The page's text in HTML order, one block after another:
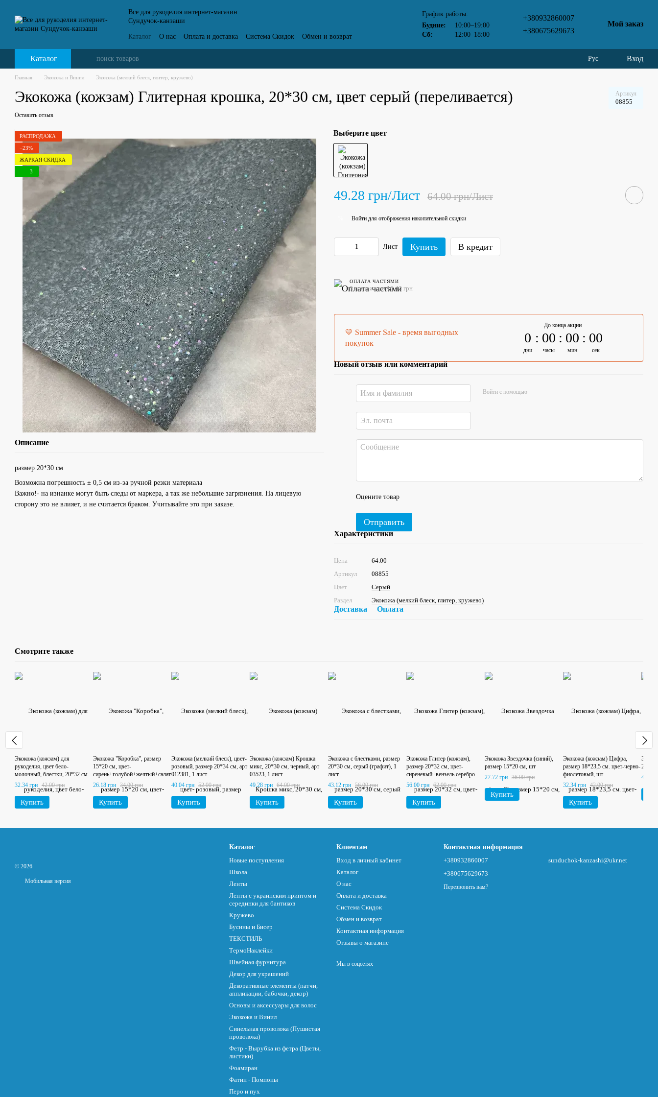
Все для рукоделия интернет-магазин
Сундучок-канзаши
Каталог О нас Оплата и доставка Система Скидок
Обмен и возврат
График работы:
Будние:
10:00–19:00
Сб:
12:00–18:00
+380932860007
+380675629673
Мой заказ
Каталог Рус Вход
Главная Экокожа и Винил Экокожа (мелкий блеск, глитер, кружево)
Экокожа (кожзам) Глитерная крошка, 20*30 см, цвет серый (переливается) Артикул
08855
Оставить отзыв
РАСПРОДАЖА
−23%
ЖАРКАЯ СКИДКА
3
Описание
размер 20*30 см
Возможна погрешность ± 0,5 см из-за ручной резки материала
Важно!- на изнанке могут быть следы от маркера, а так же небольшие загрязнения. На лицевую
сторону это не влияет, и не считается браком. Учитывайте это при заказе.
Выберите цвет
49.28 грн/Лист 64.00 грн/Лист
Войти для отображения накопительной скидки
Лист Купить В кредит
ОПЛАТА ЧАСТЯМИ
3 платежа по 16.43 грн
💛 Summer Sale - время выгодных
покупок
До конца акции
0
дни
00
часы
00
мин
00
сек
Новый отзыв или комментарий
Войти с помощью
Оцените товар
Отправить
Характеристики
Цена
64.00
Артикул
08855
Цвет
Серый
Раздел
Экокожа (мелкий блеск, глитер, кружево)
Доставка Оплата
Смотрите также
Экокожа (кожзам) для
рукоделия, цвет бело-
молочный, блестки, 20*32 см.
32.34 грн 42.00 грн
Купить
Экокожа "Коробка", размер
15*20 см, цвет-
сирень+голубой+желтый+салат
овый
26.18 грн 34.00 грн
Купить
Экокожа (мелкий блеск), цвет-
розовый, размер 20*34 см, арт
012381, 1 лист
40.04 грн 52.00 грн
Купить
Экокожа (кожзам) Крошка
микс, 20*30 см, черный, арт
03523, 1 лист
49.28 грн 64.00 грн
Купить
Экокожа с блестками, размер
20*30 см, серый (графит), 1
лист
43.12 грн 56.00 грн
Купить
Экокожа Глитер (кожзам),
размер 20*32 см, цвет-
сиреневый+вензель серебро
56.00 грн 62.00 грн
Купить
Экокожа Звездочка (синий),
размер 15*20 см, шт
27.72 грн 36.00 грн
Купить
Экокожа (кожзам) Цифра,
размер 18*23,5 см. цвет-черно-
фиолетовый, шт
32.34 грн 42.00 грн
Купить
20*30
40.04
© 2026
Мобильная версия
Каталог
Новые поступления
Школа
Ленты
Ленты с украинским принтом и
серединки для бантиков
Кружево
Бусины и Бисер
ТЕКСТИЛЬ
ТермоНаклейки
Швейная фурнитура
Декор для украшений
Декоративные элементы (патчи,
аппликации, бабочки, декор)
Основы и аксессуары для волос
Экокожа и Винил
Синельная проволока (Пушистая
проволока)
Фетр - Вырубка из фетра (Цветы,
листики)
Фоамиран
Фатин - Помпоны
Перо и пух
Клиентам
Вход в личный кабинет
Каталог
О нас
Оплата и доставка
Система Скидок
Обмен и возврат
Контактная информация
Отзывы о магазине
Мы в соцсетях
Контактная информация
+380932860007
+380675629673
Перезвонить вам?
sunduchok-kanzashi@ukr.net